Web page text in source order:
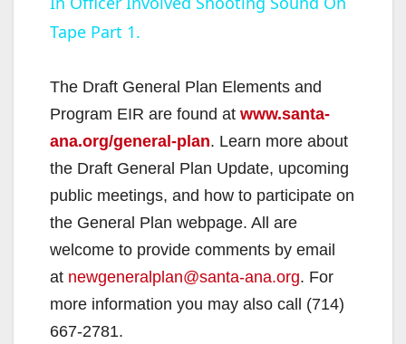
a
V
i
d
e
Tape Part 1.
The Draft General Plan Elements and
Program EIR are found at www.santa-
ana.org/general-plan. Learn more about
the Draft General Plan Update, upcoming
public meetings, and how to participate on
the General Plan webpage. All are
welcome to provide comments by email
at newgeneralplan@santa-ana.org. For
more information you may also call (714)
667-2781.